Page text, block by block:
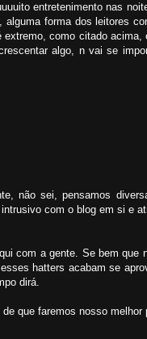
entretenimento nas
forma dos leitores
como citado
algo, n vai se
não sei, pensamos
com o blog em si e
com a gente. Se bem que
hatters acabam se
dirá.
que faremos nosso